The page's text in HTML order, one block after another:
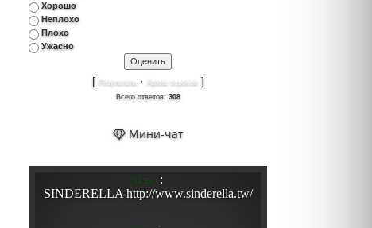
Хорошо
Неплохо
Плохо
Ужасно
[ Результаты · Архив опросов]
Всего ответов: 308
Мини-чат